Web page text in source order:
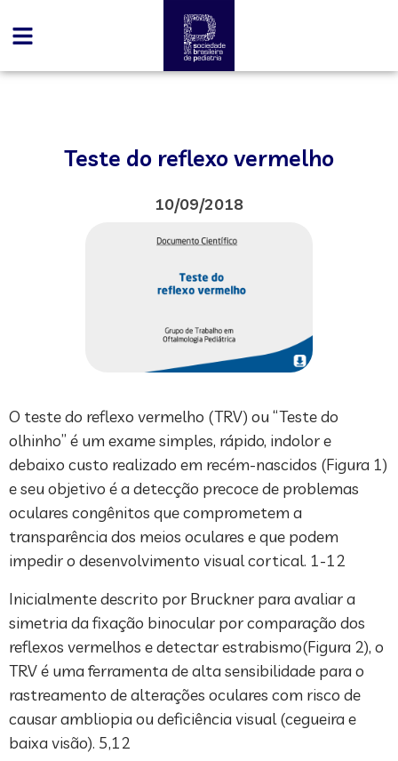
Teste do reflexo vermelho
10/09/2018
O teste do reflexo vermelho (TRV) ou “Teste do
olhinho” é um exame simples, rápido, indolor e
debaixo custo realizado em recém-nascidos (Figura 1)
e seu objetivo é a detecção precoce de problemas
oculares congênitos que comprometem a
transparência dos meios oculares e que podem
impedir o desenvolvimento visual cortical. 1-12
Inicialmente descrito por Bruckner para avaliar a
simetria da fixação binocular por comparação dos
reflexos vermelhos e detectar estrabismo(Figura 2), o
TRV é uma ferramenta de alta sensibilidade para o
rastreamento de alterações oculares com risco de
causar ambliopia ou deficiência visual (cegueira e
baixa visão). 5,12